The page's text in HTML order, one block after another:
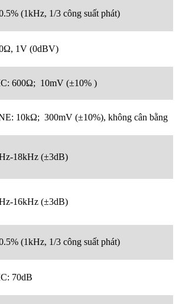
(1kHz, 1/3 công suất phát)
1V (0dBV)
600Ω; 10mV (±10% )
10kΩ; 300mV (±10%), không cân bằng
18kHz (±3dB)
16kHz (±3dB)
(1kHz, 1/3 công suất phát)
70dB